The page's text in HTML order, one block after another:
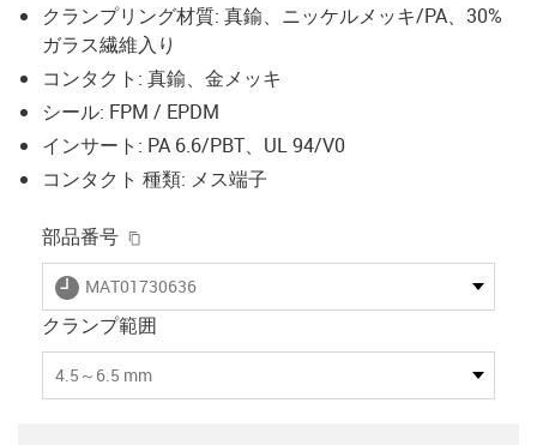
クランプリング材質: 真鍮、ニッケルメッキ/PA、30%
ガラス繊維入り
コンタクト: 真鍮、金メッキ
シール: FPM / EPDM
インサート: PA 6.6/PBT、UL 94/V0
コンタクト 種類: メス端子
部品番号
igus-icon-lieferzeit
MAT01730636
クランプ範囲
4.5～6.5 mm